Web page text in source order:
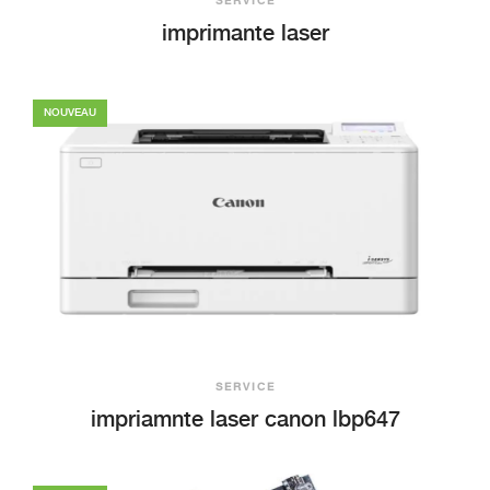
imprimante laser
NOUVEAU
+ Aperçu
SERVICE
impriamnte laser canon lbp647